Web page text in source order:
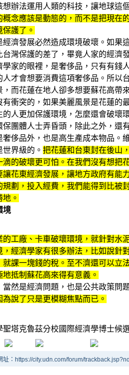
辦法運用人類的科技，讓地球這
概念應該是動態的，而不是把現在
護了。
經濟發展必然造成環境破壞。如果
台灣保護的差了，畢竟人家的經濟
學家的眼裡，是奢侈品，只有有錢
人才會想要消費這項奢侈品。所以
而花蓮在地人卻多想要蘇花高帶
有衝突的，如果美麗風景是花蓮的
的人更加保護環境，怎麼還會破壞
團體人士弄昏頭，除此之外，還
奢侈品外，也是高生產成本物品。
界級的。 把花蓮和台東封在後山
滴的破壞更可怕。在我們沒有想把
讓花東經濟發展，讓地方政府有能
規劃，投入經費，我們能得到比被
。
境
的工廠、卡車破壞環境，就針對水
，經濟學家有很多辦法，比如說針
就課一塊錢的稅。至不濟還可以立
抵制蘇花高來得有意義。
當然是經濟問題，也是公共政策問
為說了只是更模糊焦點而已。
塔克魯茲分校國際經濟學博士候
址：https://city.udn.com/forum/